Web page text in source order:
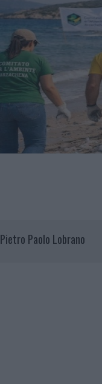
Pietro Paolo Lobrano